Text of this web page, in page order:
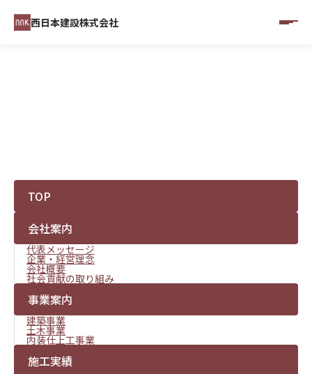
西日本建設株式会社
TOP
会社案内
代表メッセージ
企業・経営理念
会社概要
社会貢献の取り組み
事業案内
建築事業
土木事業
内装仕上工事業
施工実績